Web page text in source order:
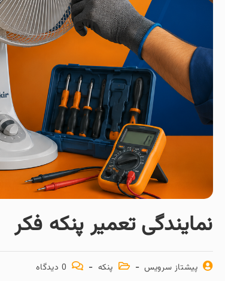
نمایندگی تعمیر پنکه فکر
پیشتاز سرویس پنکه 0 دیدگاه